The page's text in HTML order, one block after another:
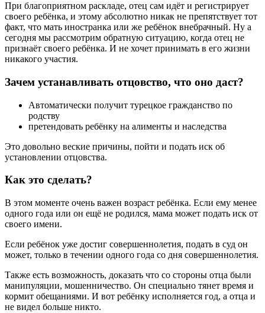
При благоприятном раскладе, отец сам идёт и регистрирует
своего ребёнка, и этому абсолютно никак не препятствует тот
факт, что мать иностранка или же ребёнок внебрачный. Ну а
сегодня мы рассмотрим обратную ситуацию, когда отец не
признаёт своего ребёнка. И не хочет принимать в его жизни
никакого участия.
Зачем устанавливать отцовство, что оно даст?
Автоматически получит турецкое гражданство по
родству
претендовать ребёнку на алименты и наследства
Это довольно веские причины, пойти и подать иск об
установлении отцовства.
Как это сделать?
В этом моменте очень важен возраст ребёнка. Если ему менее
одного года или он ещё не родился, мама может подать иск от
своего имени.
Если ребёнок уже достиг совершеннолетия, подать в суд он
может, только в течении одного года со дня совершеннолетия.
Также есть возможность, доказать что со стороны отца были
манипуляции, мошенничество. Он специально тянет время и
кормит обещаниями. И вот ребёнку исполняется год, а отца и
не видел больше никто.